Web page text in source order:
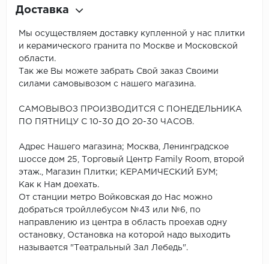
Доставка
Мы осуществляем доставку купленной у нас плитки
и керамического гранита по Москве и Московской
области.
Так же Вы можете забрать Свой заказ Своими
силами самовывозом с нашего магазина.
САМОВЫВОЗ ПРОИЗВОДИТСЯ С ПОНЕДЕЛЬНИКА
ПО ПЯТНИЦУ С 10-30 ДО 20-30 ЧАСОВ.
Адрес Нашего магазина; Москва, Ленинградское
шоссе дом 25, Торговый Центр Family Room, второй
этаж., Магазин Плитки; КЕРАМИЧЕСКИЙ БУМ;
Как к Нам доехать.
От станции метро Войковская до Нас можно
добраться тройллебусом №43 или №6, по
направлению из центра в область проехав одну
остановку, Остановка на которой надо выходить
называется "Театральный Зал Лебедь".